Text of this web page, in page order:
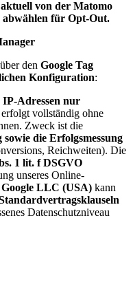
von der Matomo
abwählen für Opt-Out.
über den Google Tag
Konfiguration:
IP-Adressen nur
vollständig ohne
Zweck ist die
die Erfolgsmessung
Reichweiten). Die
1 lit. f DSGVO
unseres Online-
Google LLC (USA) kann
Datenschutzniveau